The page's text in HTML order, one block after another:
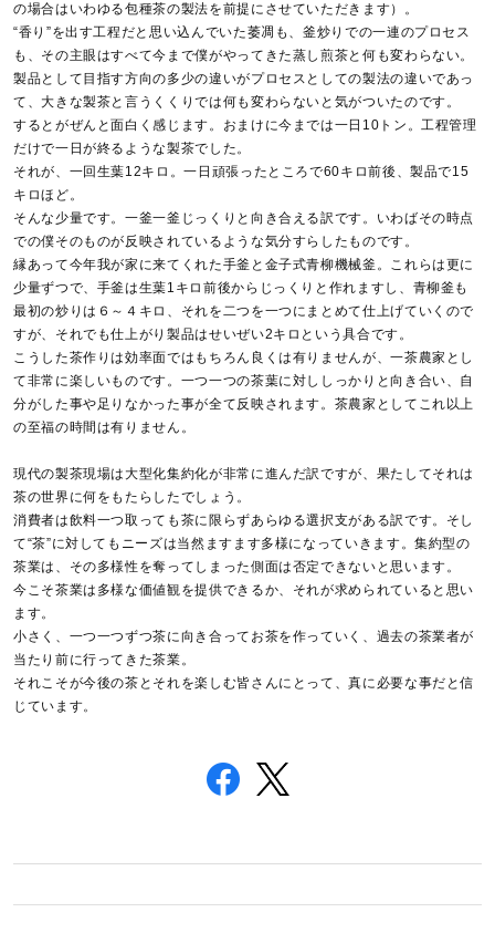
の場合はいわゆる包種茶の製法を前提にさせていただきます）。
“香り”を出す工程だと思い込んでいた萎凋も、釜炒りでの一連のプロセス
も、その主眼はすべて今まで僕がやってきた蒸し煎茶と何も変わらない。
製品として目指す方向の多少の違いがプロセスとしての製法の違いであっ
て、大きな製茶と言うくくりでは何も変わらないと気がついたのです。
するとがぜんと面白く感じます。おまけに今までは一日10トン。工程管理
だけで一日が終るような製茶でした。
それが、一回生葉12キロ。一日頑張ったところで60キロ前後、製品で15
キロほど。
そんな少量です。一釜一釜じっくりと向き合える訳です。いわばその時点
での僕そのものが反映されているような気分すらしたものです。
縁あって今年我が家に来てくれた手釜と金子式青柳機械釜。これらは更に
少量ずつで、手釜は生葉1キロ前後からじっくりと作れますし、青柳釜も
最初の炒りは６～４キロ、それを二つを一つにまとめて仕上げていくので
すが、それでも仕上がり製品はせいぜい2キロという具合です。
こうした茶作りは効率面ではもちろん良くは有りませんが、一茶農家とし
て非常に楽しいものです。一つ一つの茶葉に対ししっかりと向き合い、自
分がした事や足りなかった事が全て反映されます。茶農家としてこれ以上
の至福の時間は有りません。
現代の製茶現場は大型化集約化が非常に進んだ訳ですが、果たしてそれは
茶の世界に何をもたらしたでしょう。
消費者は飲料一つ取っても茶に限らずあらゆる選択支がある訳です。そし
て“茶”に対してもニーズは当然ますます多様になっていきます。集約型の
茶業は、その多様性を奪ってしまった側面は否定できないと思います。
今こそ茶業は多様な価値観を提供できるか、それが求められていると思い
ます。
小さく、一つ一つずつ茶に向き合ってお茶を作っていく、過去の茶業者が
当たり前に行ってきた茶業。
それこそが今後の茶とそれを楽しむ皆さんにとって、真に必要な事だと信
じています。